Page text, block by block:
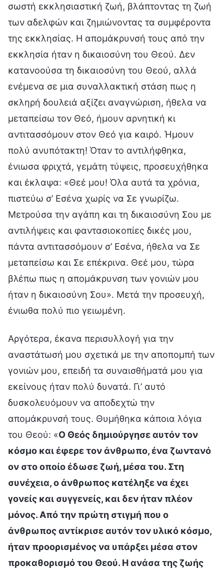
σωστή εκκλησιαστική ζωή, βλάπτοντας τη ζωή
των αδελφών και ζημιώνοντας τα συμφέροντα
της εκκλησίας. Η απομάκρυνσή τους από την
εκκλησία ήταν η δικαιοσύνη του Θεού. Δεν
κατανοούσα τη δικαιοσύνη του Θεού, αλλά
ενέμενα σε μια συναλλακτική στάση πως η
σκληρή δουλειά αξίζει αναγνώριση, ήθελα να
μεταπείσω τον Θεό, ήμουν αρνητική κι
αντιτασσόμουν στον Θεό για καιρό. Ήμουν
πολύ ανυπότακτη! Όταν το αντιλήφθηκα,
ένιωσα φριχτά, γεμάτη τύψεις, προσευχήθηκα
και έκλαψα: «Θεέ μου! Όλα αυτά τα χρόνια,
πιστεύω σ’ Εσένα χωρίς να Σε γνωρίζω.
Μετρούσα την αγάπη και τη δικαιοσύνη Σου με
αντιλήψεις και φαντασιοκοπίες δικές μου,
πάντα αντιτασσόμουν σ’ Εσένα, ήθελα να Σε
μεταπείσω και Σε επέκρινα. Θεέ μου, τώρα
βλέπω πως η απομάκρυνση των γονιών μου
ήταν η δικαιοσύνη Σου». Μετά την προσευχή,
ένιωθα πολύ πιο γειωμένη.
Αργότερα, έκανα περισυλλογή για την
αναστάτωσή μου σχετικά με την αποπομπή των
γονιών μου, επειδή τα συναισθήματά μου για
εκείνους ήταν πολύ δυνατά. Γι’ αυτό
δυσκολευόμουν να αποδεχτώ την
απομάκρυνσή τους. Θυμήθηκα κάποια λόγια
του Θεού: «Ο Θεός δημιούργησε αυτόν τον
κόσμο και έφερε τον άνθρωπο, ένα ζωντανό
ον στο οποίο έδωσε ζωή, μέσα του. Στη
συνέχεια, ο άνθρωπος κατέληξε να έχει
γονείς και συγγενείς, και δεν ήταν πλέον
μόνος. Από την πρώτη στιγμή που ο
άνθρωπος αντίκρισε αυτόν τον υλικό κόσμο,
ήταν προορισμένος να υπάρξει μέσα στον
προκαθορισμό του Θεού. Η ανάσα της ζωής